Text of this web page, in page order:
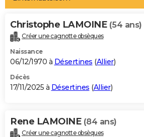
Art de vivre
Bien-être
Loisirs
Mode
Modes de vie
Alimentation
Guide de la santé
Maladies
Médicaments
Sommeil
VOYAGE
Destinations
City break
Voyage nature
Voyage de noces
Forum
Climat
+PHOTO
GUIDES D'ACHAT
BONS PLANS
Carte de Noël
Carte Bonne année
Carte Saint-Valentin
Carte Pâques
Carte d'anniversaire
DICTIONNAIRE
Christophe LAMOINE (54 ans)
Créer une cagnotte obsèques
Naissance
06/12/1970 à Désertines (Allier)
Décès
17/11/2025 à Désertines (Allier)
Rene LAMOINE (84 ans)
Créer une cagnotte obsèques